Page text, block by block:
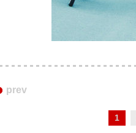
prev
1